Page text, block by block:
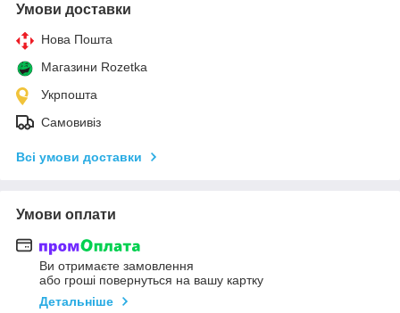
Умови доставки
Нова Пошта
Магазини Rozetka
Укрпошта
Самовивіз
Всі умови доставки
Умови оплати
Ви отримаєте замовлення
або гроші повернуться на вашу картку
Детальніше